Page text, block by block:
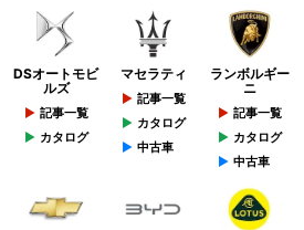
DSオートモビ
ルズ
記事一覧
カタログ
マセラティ
記事一覧
カタログ
中古車
ランボルギー
ニ
記事一覧
カタログ
中古車